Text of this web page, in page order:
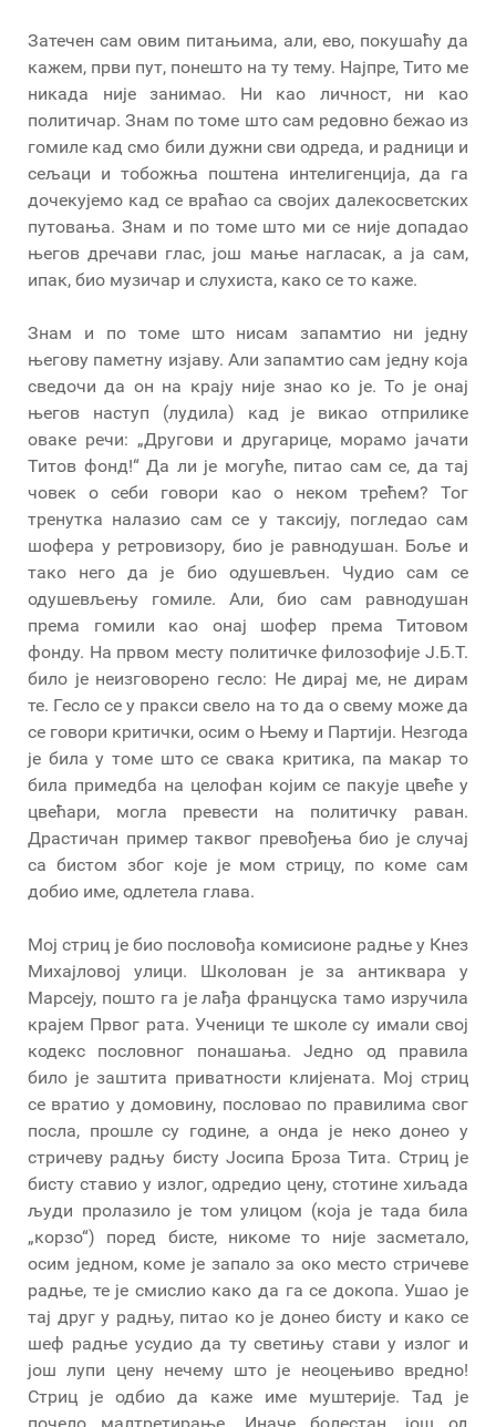
Затечен сам овим питањима, али, ево, покушаћу да
кажем, први пут, понешто на ту тему. Најпре, Тито ме
никада није занимао. Ни као личност, ни као
политичар. Знам по томе што сам редовно бежао из
гомиле кад смо били дужни сви одреда, и радници и
сељаци и тобожња поштена интелигенција, да га
дочекујемо кад се враћао са својих далекосветских
путовања. Знам и по томе што ми се није допадао
његов дречави глас, још мање нагласак, а ја сам,
ипак, био музичар и слухиста, како се то каже.
Знам и по томе што нисам запамтио ни једну
његову паметну изјаву. Али запамтио сам једну која
сведочи да он на крају није знао ко је. То је онај
његов наступ (лудила) кад је викао отприлике
оваке речи: „Другови и другарице, морамо јачати
Титов фонд!“ Да ли је могуће, питао сам се, да тај
човек о себи говори као о неком трећем? Тог
тренутка налазио сам се у таксију, погледао сам
шофера у ретровизору, био је равнодушан. Боље и
тако него да је био одушевљен. Чудио сам се
одушевљењу гомиле. Али, био сам равнодушан
према гомили као онај шофер према Титовом
фонду. На првом месту политичке филозофије Ј.Б.Т.
било је неизговорено гесло: Не дирај ме, не дирам
те. Гесло се у пракси свело на то да о свему може да
се говори критички, осим о Њему и Партији. Незгода
је била у томе што се свака критика, па макар то
била примедба на целофан којим се пакује цвеће у
цвећари, могла превести на политичку раван.
Драстичан пример таквог превођења био је случај
са бистом због које је мом стрицу, по коме сам
добио име, одлетела глава.
Мој стриц је био пословођа комисионе радње у Кнез
Михајловој улици. Школован је за антиквара у
Марсеју, пошто га је лађа француска тамо изручила
крајем Првог рата. Ученици те школе су имали свој
кодекс пословног понашања. Једно од правила
било је заштита приватности клијената. Мој стриц
се вратио у домовину, пословао по правилима свог
посла, прошле су године, а онда је неко донео у
стричеву радњу бисту Јосипа Броза Тита. Стриц је
бисту ставио у излог, одредио цену, стотине хиљада
људи пролазило је том улицом (која је тада била
„корзо“) поред бисте, никоме то није засметало,
осим једном, коме је запало за око место стричеве
радње, те је смислио како да га се докопа. Ушао је
тај друг у радњу, питао ко је донео бисту и како се
шеф радње усудио да ту светињу стави у излог и
још лупи цену нечему што је неоцењиво вредно!
Стриц је одбио да каже име муштерије. Тад је